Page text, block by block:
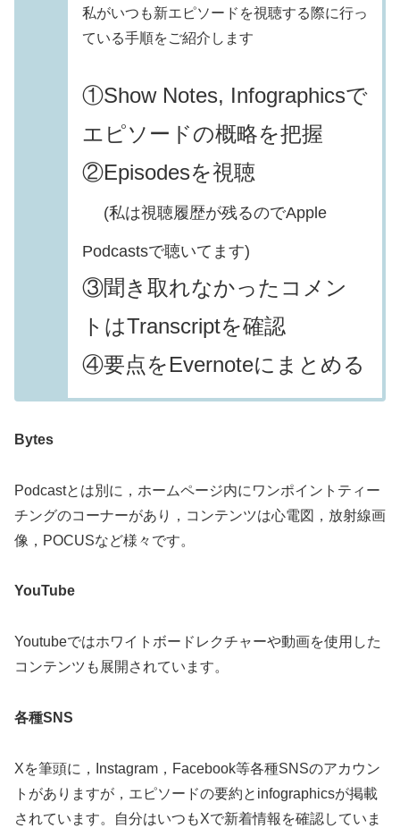
私がいつも新エピソードを視聴する際に行っ
ている手順をご紹介します
①Show Notes, Infographicsで
エピソードの概略を把握
②Episodesを視聴
(私は視聴履歴が残るのでApple
Podcastsで聴いてます)
③聞き取れなかったコメン
トはTranscriptを確認
④要点をEvernoteにまとめる
Bytes
Podcastとは別に，ホームページ内にワンポイントティー
チングのコーナーがあり，コンテンツは心電図，放射線画
像，POCUSなど様々です。
YouTube
Youtubeではホワイトボードレクチャーや動画を使用した
コンテンツも展開されています。
各種SNS
Xを筆頭に，Instagram，Facebook等各種SNSのアカウン
トがありますが，エピソードの要約とinfographicsが掲載
されています。自分はいつもXで新着情報を確認していま